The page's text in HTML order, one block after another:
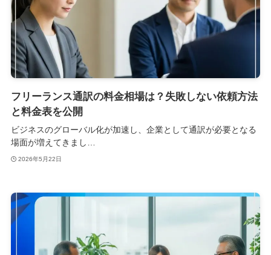
フリーランス通訳の料金相場は？失敗しない依頼方法
と料金表を公開
ビジネスのグローバル化が加速し、企業として通訳が必要となる
場面が増えてきまし…
2026年5月22日